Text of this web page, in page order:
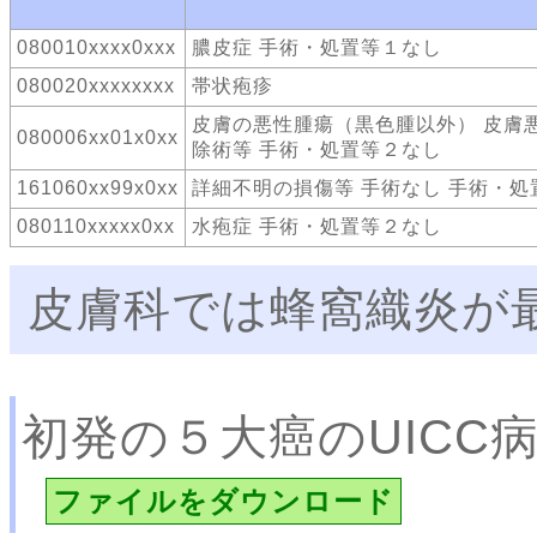
080010xxxx0xxx
膿皮症 手術・処置等１なし
080020xxxxxxxx
帯状疱疹
080006xx01x0xx
皮膚の悪性腫瘍（黒色腫以外） 皮膚
除術等 手術・処置等２なし
161060xx99x0xx
詳細不明の損傷等 手術なし 手術・処
080110xxxxx0xx
水疱症 手術・処置等２なし
皮膚科では蜂窩織炎
初発の５大癌のUICC
ファイルをダウンロード